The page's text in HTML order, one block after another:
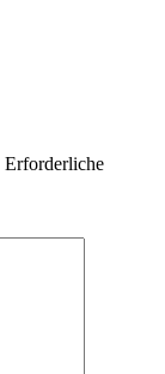
Erforderliche